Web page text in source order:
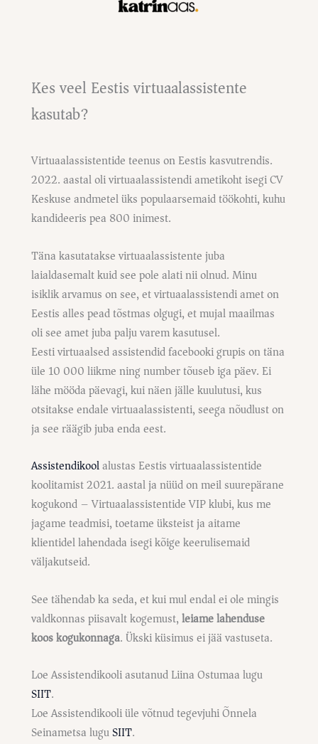
Kes veel Eestis virtuaalassistente
kasutab?
Virtuaalassistentide teenus on Eestis kasvutrendis.
2022. aastal oli virtuaalassistendi ametikoht isegi CV
Keskuse andmetel üks populaarsemaid töökohti, kuhu
kandideeris pea 800 inimest.
Täna kasutatakse virtuaalassistente juba
laialdasemalt kuid see pole alati nii olnud. Minu
isiklik arvamus on see, et virtuaalassistendi amet on
Eestis alles pead tõstmas olgugi, et mujal maailmas
oli see amet juba palju varem kasutusel.
Eesti virtuaalsed assistendid facebooki grupis on täna
üle 10 000 liikme ning number tõuseb iga päev. Ei
lähe mööda päevagi, kui näen jälle kuulutusi, kus
otsitakse endale virtuaalassistenti, seega nõudlust on
ja see räägib juba enda eest.
Assistendikoolalustas Eestis virtuaalassistentide
koolitamist 2021. aastal ja nüüd on meil suurepärane
kogukond – Virtuaalassistentide VIP klubi, kus me
jagame teadmisi, toetame üksteist ja aitame
klientidel lahendada isegi kõige keerulisemaid
väljakutseid.
See tähendab ka seda, et kui mul endal ei ole mingis
valdkonnas piisavalt kogemust,leiame lahenduse
koos kogukonnaga. Ükski küsimus ei jää vastuseta.
Loe Assistendikooli asutanud Liina Ostumaa lugu
SIIT.
Loe Assistendikooli üle võtnud tegevjuhi Õnnela
Seinametsa luguSIIT.